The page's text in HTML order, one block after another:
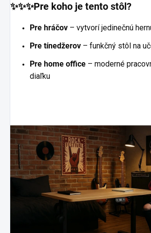
✨✨✨Pre koho je tento stôl?
Pre hráčov – vytvorí jedinečnú
Pre tínedžerov – funkčný stôl na
Pre home office – moderné
diaľku